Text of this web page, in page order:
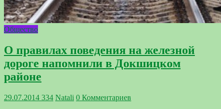
Общество
О правилах поведения на железной
дороге напомнили в Докшицком
районе
29.07.2014 334 Natali 0 Комментариев